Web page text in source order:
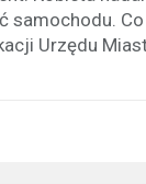
samochodu.
Urzędu